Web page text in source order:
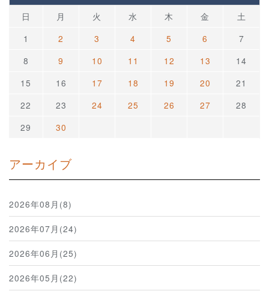
日 月 火 水 木 金
土
1
2 3 4 5 6
7
8
9 10 11 12 13
14
15
16 17 18 19 20
21
22
23 24 25 26 27
28
29
30
アーカイブ
2026年08月(8)
2026年07月(24)
2026年06月(25)
2026年05月(22)